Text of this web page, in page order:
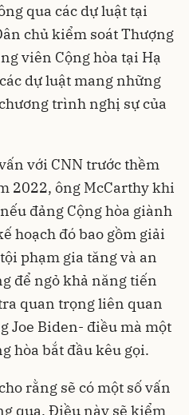
qua các dự luật tại
chủ kiểm soát Thượng
viên Cộng hòa tại Hạ
dự luật mang những
trình nghị sự của
với CNN trước thềm
2022, ông McCarthy khi
đảng Cộng hòa giành
hoạch đó bao gồm giải
phạm gia tăng và an
để ngỏ khả năng tiến
quan trọng liên quan
Joe Biden- điều mà một
hòa bắt đầu kêu gọi.
rằng sẽ có một số vấn
qua. Điều này sẽ kiểm